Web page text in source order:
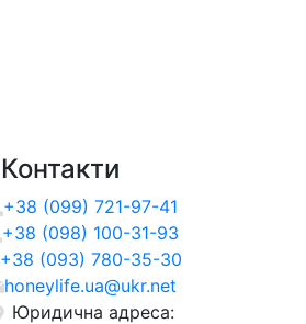
Контакти
+38 (099) 721-97-41
+38 (098) 100-31-93
+38 (093) 780-35-30
honeylife.ua@ukr.net
Юридична адреса: